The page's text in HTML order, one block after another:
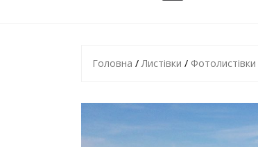
Головна /Листівки / Фотолистівки